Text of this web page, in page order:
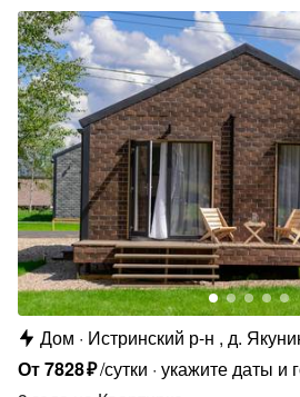
Дом
Истринский р-н , д.
Грин Лаундж
От7828₽/сутки укажите даты и